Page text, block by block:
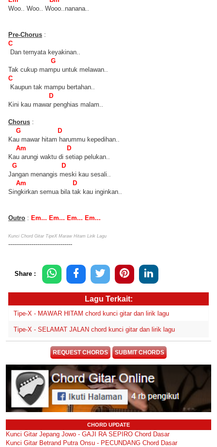
Woo.. Woo.. Wooo..nanana..
Pre-Chorus :
C
Dan ternyata keyakinan..
G
Tak cukup mampu untuk melawan..
C
Kaupun tak mampu bertahan..
D
Kini kau mawar penghias malam..
Chorus :
G D
Kau mawar hitam harummu kepedihan..
Am D
Kau arungi waktu di setiap pelukan..
G D
Jangan menangis meski kau sesali..
Am D
Singkirkan semua bila tak kau inginkan..
Outro : Em... Em... Em... Em...
Kunci Chord Gitar TipeX Maraw Hitam Lirik Lagu
---------------------------------
Share :
Lagu Terkait:
Tipe-X - MAWAR HITAM chord kunci gitar dan lirik lagu
Tipe-X - SELAMAT JALAN chord kunci gitar dan lirik lagu
REQUEST CHORDS SUBMIT CHORDS
CHORD UPDATE
Kunci Gitar Jepang Jowo - GAJI RA SEPIRO Chord Dasar
Kunci Gitar Betrand Putra Onsu - PECUNDANG Chord Dasar